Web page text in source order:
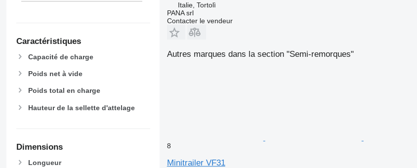
Caractéristiques
Capacité de charge
Poids net à vide
Poids total en charge
Hauteur de la sellette d'attelage
Dimensions
Longueur
Italie, Tortolì
PANA srl
Contacter le vendeur
Autres marques dans la section "Semi-remorques"
8
Minitrailer VF31